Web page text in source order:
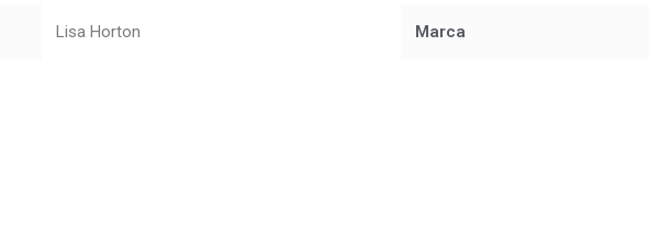
Lisa Horton Marca